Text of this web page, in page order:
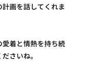
画を話してくれま
着と情熱を持ち続
さいね。